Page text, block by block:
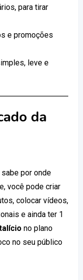
para tirar
e promoções
leve e
da
por onde
você pode criar
colocar vídeos,
e ainda ter 1
no plano
no seu público